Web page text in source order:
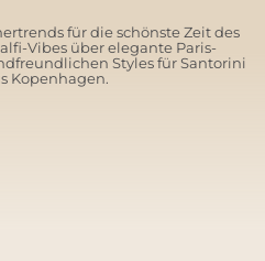
für die schönste Zeit des
Vibes über elegante Paris-
Styles für Santorini
Kopenhagen.